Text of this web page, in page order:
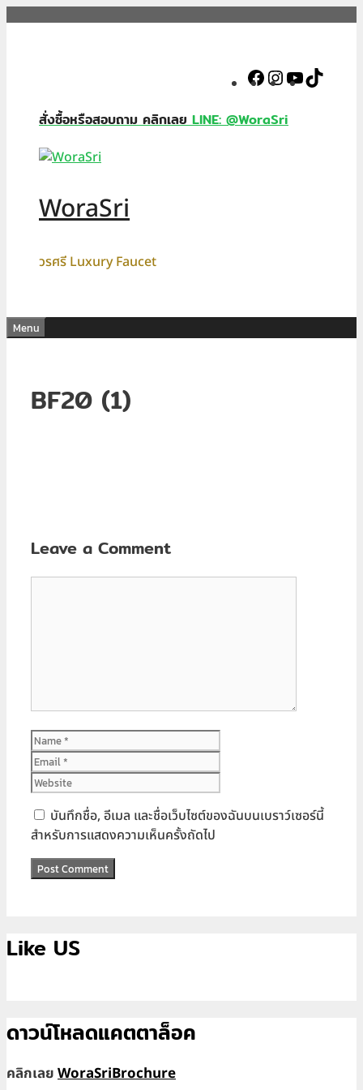
Facebook
Instagram
YouTube
สั่งซื้อหรือสอบถาม คลิกเลยLINE: @WoraSri
WoraSri
วรศรี Luxury Faucet
Menu
BF20 (1)
Leave a Comment
Name
บันทึกชื่อ, อีเมล และชื่อเว็บไซต์ของฉันบนเบราว์เซอร์นี้
สำหรับการแสดงความเห็นครั้งถัดไป
Like US
ดาวน์โหลดแคตตาล็อค
คลิกเลยWoraSriBrochure